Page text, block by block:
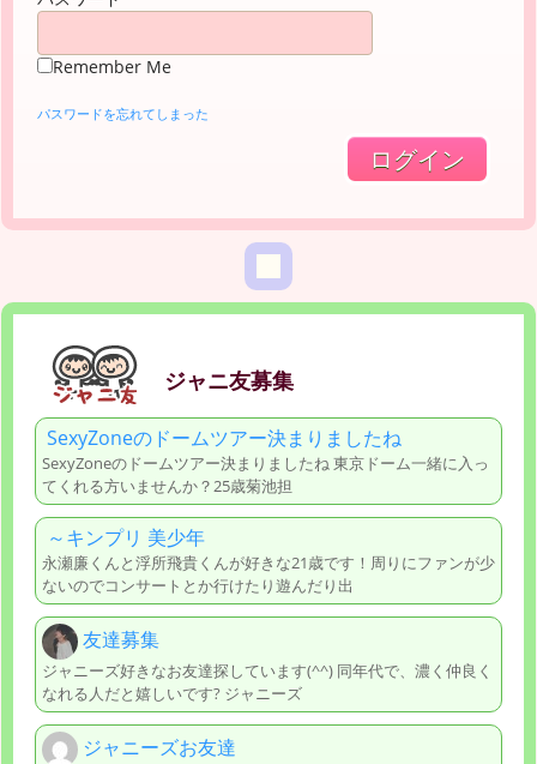
Remember Me
パスワードを忘れてしまった
ジャニ友募集
SexyZoneのドームツアー決まりましたね
SexyZoneのドームツアー決まりましたね 東京ドーム一緒に入っ
てくれる方いませんか？25歳菊池担
～キンプリ 美少年
永瀬廉くんと浮所飛貴くんが好きな21歳です！周りにファンが少
ないのでコンサートとか行けたり遊んだり出
友達募集
ジャニーズ好きなお友達探しています(^^) 同年代で、濃く仲良く
なれる人だと嬉しいです? ジャニーズ
ジャニーズお友達